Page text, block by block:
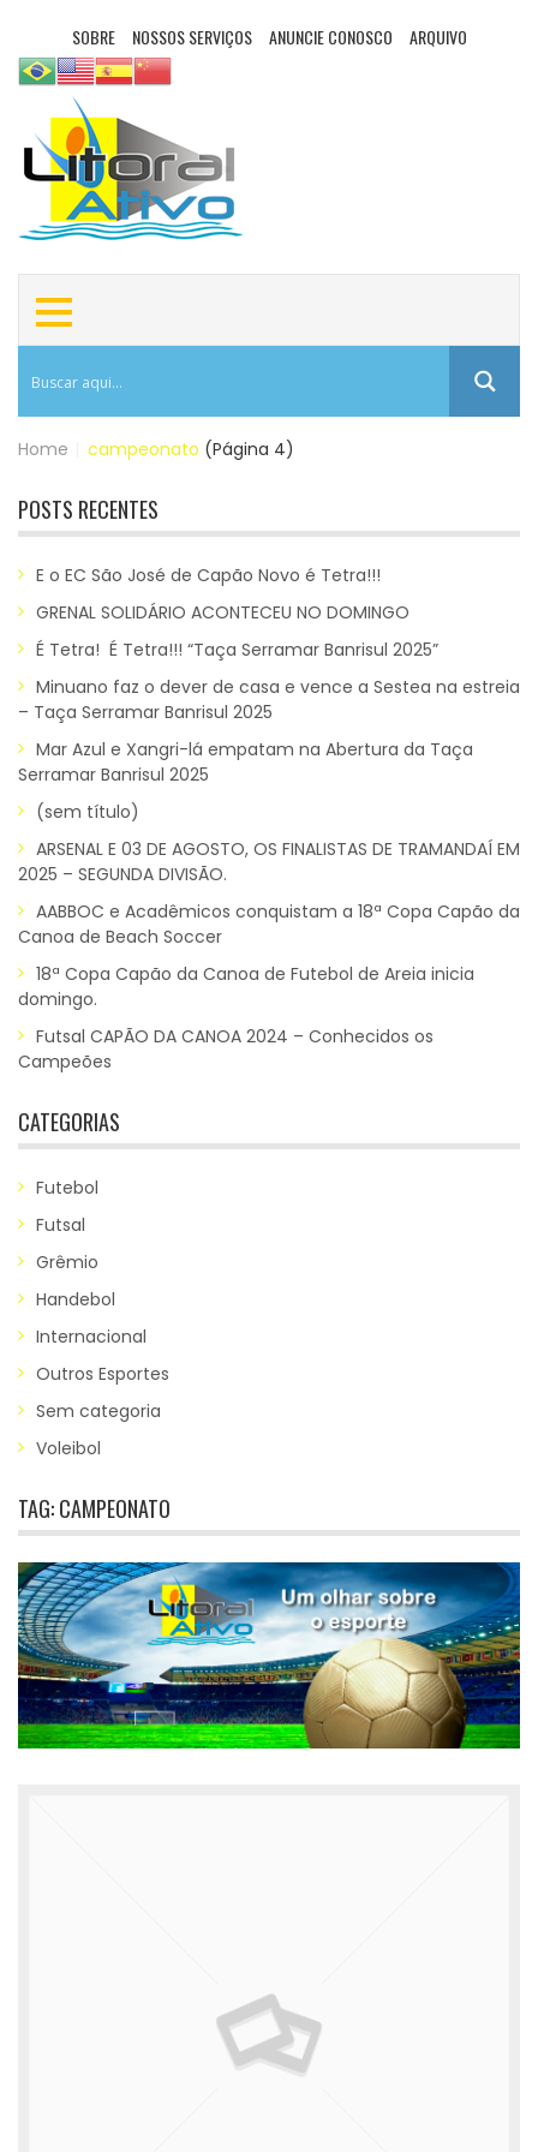
SOBRE NOSSOS SERVIÇOS ANUNCIE CONOSCO ARQUIVO
Home campeonato (Página 4)
POSTS RECENTES
E o EC São José de Capão Novo é Tetra!!!
GRENAL SOLIDÁRIO ACONTECEU NO DOMINGO
É Tetra! É Tetra!!! “Taça Serramar Banrisul 2025”
Minuano faz o dever de casa e vence a Sestea na estreia
– Taça Serramar Banrisul 2025
Mar Azul e Xangri-lá empatam na Abertura da Taça
Serramar Banrisul 2025
(sem título)
ARSENAL E 03 DE AGOSTO, OS FINALISTAS DE TRAMANDAÍ EM
2025 – SEGUNDA DIVISÃO.
AABBOC e Acadêmicos conquistam a 18ª Copa Capão da
Canoa de Beach Soccer
18ª Copa Capão da Canoa de Futebol de Areia inicia
domingo.
Futsal CAPÃO DA CANOA 2024 – Conhecidos os
Campeões
CATEGORIAS
Futebol
Futsal
Grêmio
Handebol
Internacional
Outros Esportes
Sem categoria
Voleibol
TAG:CAMPEONATO